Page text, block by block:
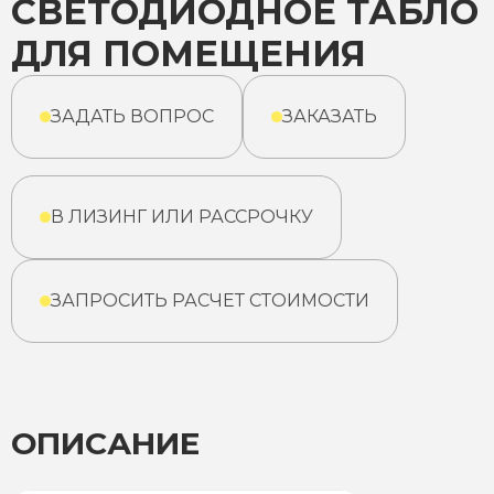
СВЕТОДИОДНОЕ ТАБЛО
ДЛЯ ПОМЕЩЕНИЯ
ЗАДАТЬ ВОПРОС ЗАКАЗАТЬ
В ЛИЗИНГ ИЛИ РАССРОЧКУ
ЗАПРОСИТЬ РАСЧЕТ СТОИМОСТИ
ОПИСАНИЕ